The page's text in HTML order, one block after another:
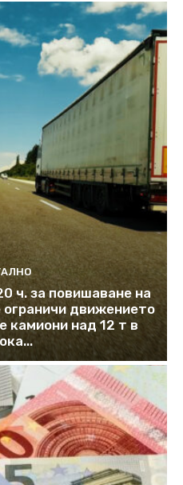
ч. за повишаване на
движението
камиони над 12 т в